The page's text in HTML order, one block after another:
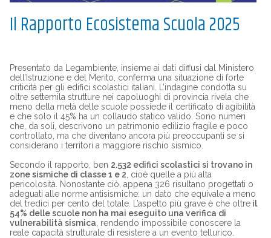
Il Rapporto Ecosistema Scuola 2025
Presentato da Legambiente, insieme ai dati diffusi dal Ministero
dell’Istruzione e del Merito, conferma una situazione di forte
criticità per gli edifici scolastici italiani. L’indagine condotta su
oltre settemila strutture nei capoluoghi di provincia rivela che
meno della metà delle scuole possiede il certificato di agibilità
e che solo il 45% ha un collaudo statico valido. Sono numeri
che, da soli, descrivono un patrimonio edilizio fragile e poco
controllato, ma che diventano ancora più preoccupanti se si
considerano i territori a maggiore rischio sismico.
Secondo il rapporto, ben 2.532 edifici scolastici si trovano in
zone sismiche di classe 1 e 2 , cioè quelle a più alta
pericolosità. Nonostante ciò, appena 326 risultano progettati o
adeguati alle norme antisismiche: un dato che equivale a meno
del tredici per cento del totale. L’aspetto più grave è che oltreil
54% delle scuole non ha mai eseguito una verifica di
vulnerabilità sismica , rendendo impossibile conoscere la
reale capacità strutturale di resistere a un evento tellurico.